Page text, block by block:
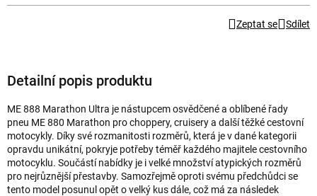
Zeptat se Sdílet
Detailní popis produktu
ME 888 Marathon Ultra je nástupcem osvědčené a oblíbené řady
pneu ME 880 Marathon pro choppery, cruisery a další těžké cestovní
motocykly. Díky své rozmanitosti rozměrů, která je v dané kategorii
opravdu unikátní, pokryje potřeby téměř každého majitele cestovního
motocyklu. Součástí nabídky je i velké množství atypických rozměrů
pro nejrůznější přestavby. Samozřejmě oproti svému předchůdci se
tento model posunul opět o velký kus dále, což má za následek